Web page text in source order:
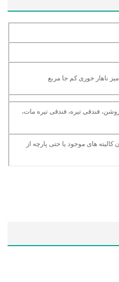
ناهار خوری کم جا مربع
فندقی تیره، فندقی تیره مات،
های موجود یا حتی پارچه از